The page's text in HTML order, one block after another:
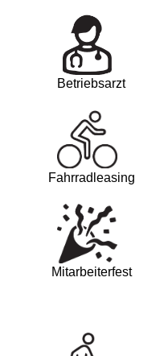
Betriebsarzt
Fahrradleasing
Mitarbeiterfest